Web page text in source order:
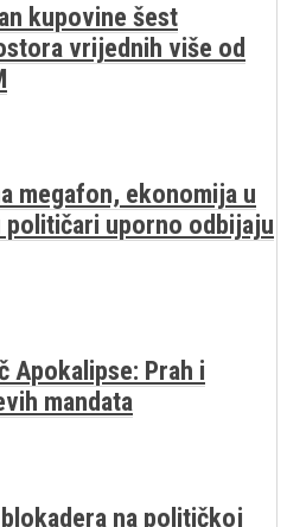
kupovine šest
vrijednih više od
megafon, ekonomija u
političari uporno odbijaju
Apokalipse: Prah i
mandata
na političkoj